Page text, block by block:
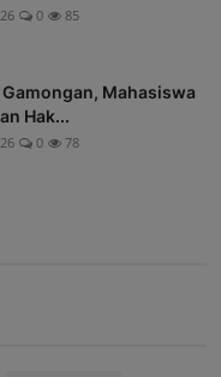
0 85
Mahasiswa
Hak...
0 78